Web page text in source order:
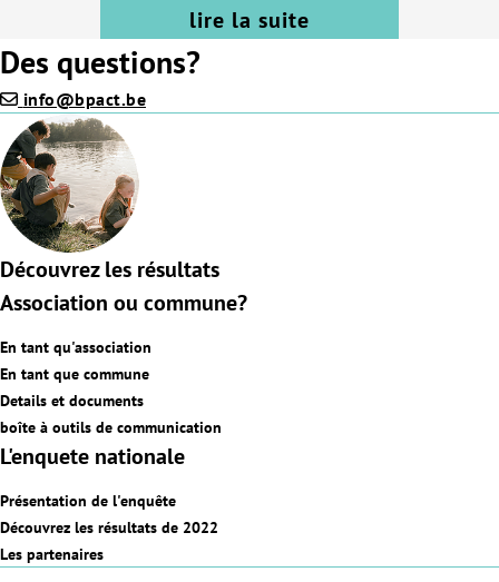
lire la suite
Des questions?
info@bpact.be
Découvrez les résultats
Association ou commune?
En tant qu'association
En tant que commune
Details et documents
boîte à outils de communication
L'enquete nationale
Présentation de l'enquête
Découvrez les résultats de 2022
Les partenaires